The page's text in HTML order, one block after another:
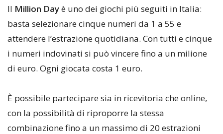
Il Million Dayè uno dei giochi più seguiti in Italia:
basta selezionare cinque numeri da 1 a 55 e
attendere l’estrazione quotidiana. Con tutti e cinque
i numeri indovinati si può vincere fino a un milione
di euro. Ogni giocata costa 1 euro.
È possibile partecipare sia in ricevitoria che online,
con la possibilità di riproporre la stessa
combinazione fino a un massimo di 20 estrazioni